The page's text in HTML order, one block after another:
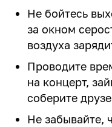
Не бойтесь
за окном
воздуха
Проводите
на концерт,
соберите
Не забывайте,